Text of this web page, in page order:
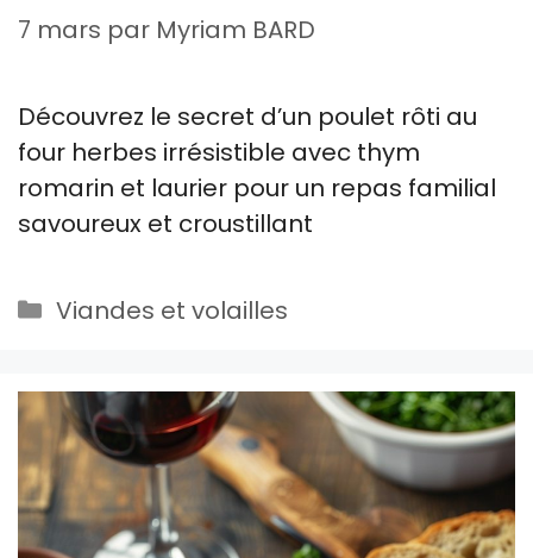
7 mars par Myriam BARD
Découvrez le secret d’un poulet rôti au
four herbes irrésistible avec thym
romarin et laurier pour un repas familial
savoureux et croustillant
Catégories
Viandes et volailles